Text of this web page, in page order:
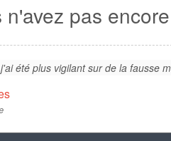
n'avez pas
été plus vigilant sur de la fausse